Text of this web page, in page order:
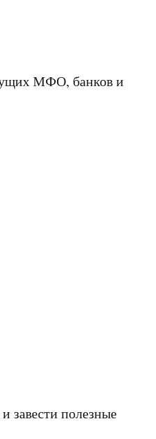
МФО, банков и
завести полезные